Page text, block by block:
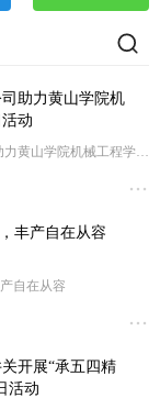
助力黄山学院机
动
黄山学院机械工程学院
丰产自在从容
自在从容
开展“承五四精
活动